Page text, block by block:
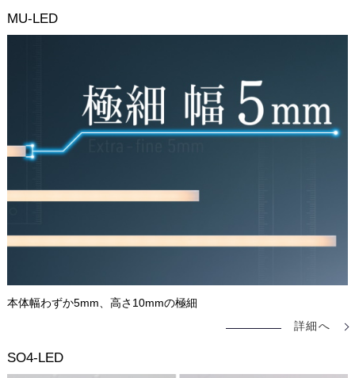
MU-LED
本体幅わずか5mm、高さ10mmの極細
詳細へ
SO4-LED